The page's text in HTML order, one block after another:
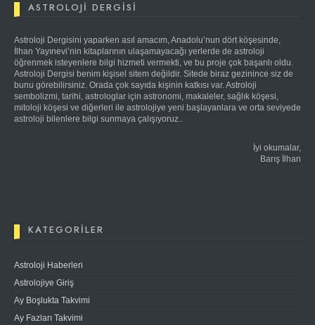
ASTROLOJI DERGISI
Astroloji Dergisini yaparken asıl amacım, Anadolu’nun dört köşesinde,
İlhan Yayınevi’nin kitaplarının ulaşamayacağı yerlerde de astroloji
öğrenmek isteyenlere bilgi hizmeti vermekti, ve bu proje çok başarılı oldu.
Astroloji Dergisi benim kişisel sitem değildir. Sitede biraz gezinince siz de
bunu görebilirsiniz. Orada çok sayıda kişinin katkısı var. Astroloji
sembolizmi, tarihi, astrologlar için astronomi, makaleler, sağlık köşesi,
mitoloji köşesi ve diğerleri ile astrolojiye yeni başlayanlara ve orta seviyede
astroloji bilenlere bilgi sunmaya çalışıyoruz..
İyi okumalar,
Barış İlhan
KATEGORILER
Astroloji Haberleri
Astrolojiye Giriş
Ay Boşlukta Takvimi
Ay Fazları Takvimi